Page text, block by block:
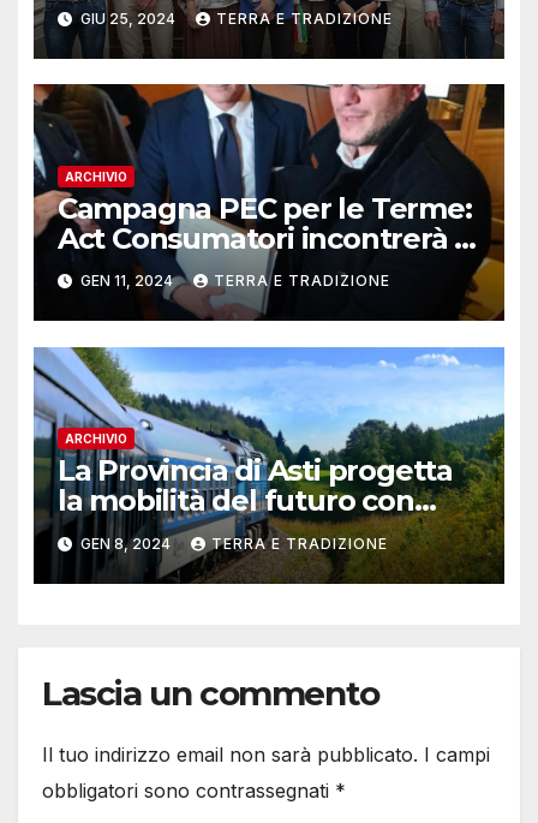
GIU 25, 2024 TERRA E TRADIZIONE
ARCHIVIO
Campagna PEC per le Terme:
Act Consumatori incontrerà il
Governatore Alberto Cirio
GEN 11, 2024 TERRA E TRADIZIONE
ARCHIVIO
La Provincia di Asti progetta
la mobilità del futuro con
“Hydrogen Valley”: on line il
questionario
GEN 8, 2024 TERRA E TRADIZIONE
Lascia un commento
Il tuo indirizzo email non sarà pubblicato. I campi
obbligatori sono contrassegnati *